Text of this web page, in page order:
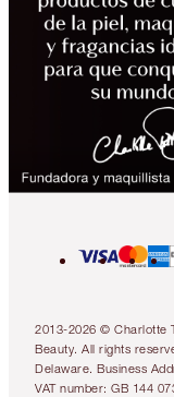
2013-2026 © Charlotte
Beauty. All rights
Delaware. Business
VAT number: GB 144